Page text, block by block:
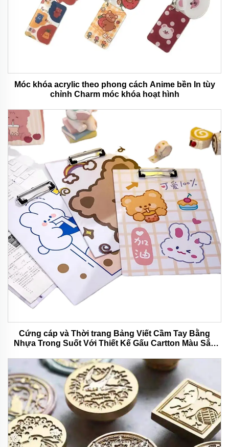
Móc khóa acrylic theo phong cách Anime bền In tùy
chỉnh Charm móc khóa hoạt hình
Cứng cáp và Thời trang Bảng Viết Cầm Tay Bằng
Nhựa Trong Suốt Với Thiết Kế Gấu Cartton Màu Sắc